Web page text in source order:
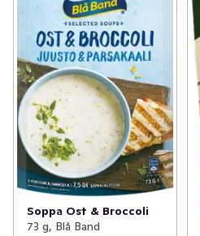
Soppa Ost & Broccoli
73 g, Blå Band